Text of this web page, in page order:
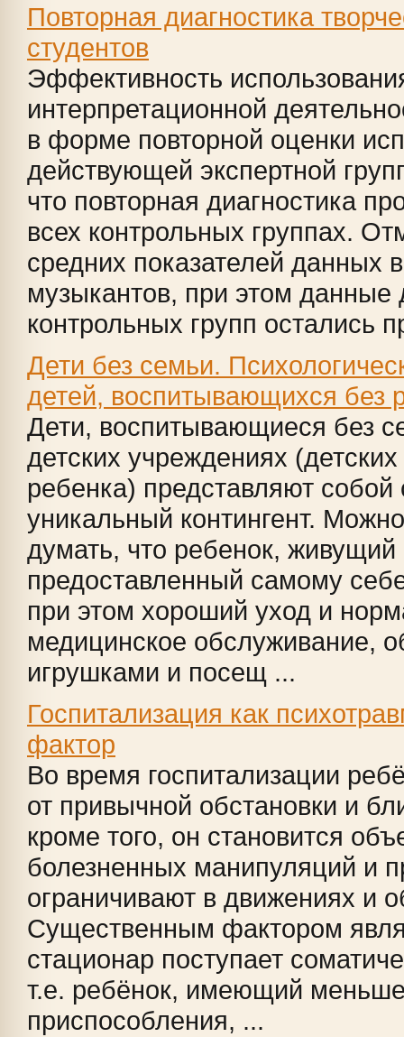
Повторная диагностика
студентов
Эффективность
интерпретационной
в форме повторной оценки
действующей экспертной
что повторная диагностика
всех контрольных группах.
средних показателей данных
музыкантов, при этом данные
контрольных групп остались
Дети без семьи.
детей, воспитывающихся без
Дети, воспитывающиеся без
детских учреждениях
ребенка) представляют
уникальный контингент.
думать, что ребенок, живущий
предоставленный самому
при этом хороший уход и
медицинское обслуживание,
игрушками и посещ ...
Госпитализация как
фактор
Во время госпитализации
от привычной обстановки и
кроме того, он становится
болезненных манипуляций и
ограничивают в движениях и
Существенным фактором
стационар поступает
т.е. ребёнок, имеющий
приспособления, ...